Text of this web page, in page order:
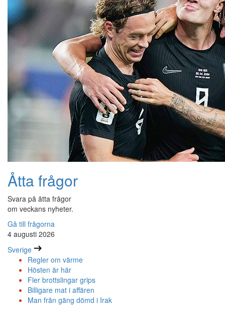
Åtta frågor
Svara på åtta frågor
om veckans nyheter.
Gå till frågorna
4 augusti 2026
Sverige
Regler om värme
Hösten är här
Fler brottslingar grips
Billigare mat i affären
Man från gäng dömd i Irak